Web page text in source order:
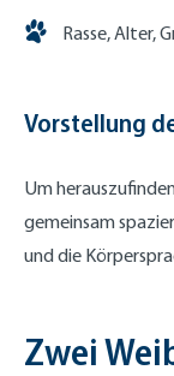
Rasse, Alter,
Vorstellung
Um
gemeinsam
und die
Zwei